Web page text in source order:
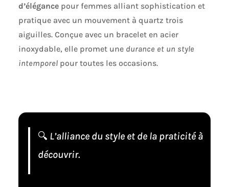
d’élégancepour femmes alliant sophistication et
pratique avec un mouvement à quartz trois
aiguilles. Conçue avec un bracelet en acier
inoxydable, elle promet une durance et un style
intemporelpour toutes les occasions.
🔍 L’alliance du style et de la praticité à
découvrir.